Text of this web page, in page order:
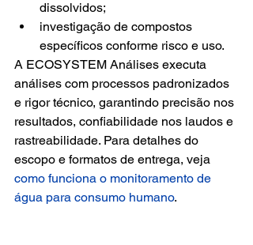
dissolvidos;
investigação de compostos
específicos conforme risco e uso.
A ECOSYSTEM Análises executa
análises com processos padronizados
e rigor técnico, garantindo precisão nos
resultados, confiabilidade nos laudos e
rastreabilidade. Para detalhes do
escopo e formatos de entrega, veja
como funciona o monitoramento de
água para consumo humano.